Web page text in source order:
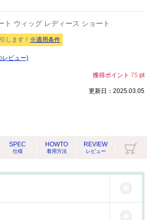
ト ウィッグ レディース ショート
します！ ※適用条件
レビュー)
獲得ポイント 75 pt
更新日：2025.03.05
SPEC
仕様
HOWTO
着用方法
REVIEW
レビュー